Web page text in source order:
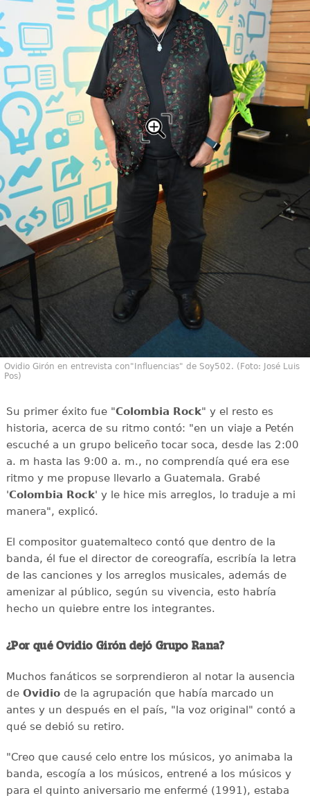
Ovidio Girón en entrevista con"Influencias" de Soy502. (Foto: José Luis
Pos)
Su primer éxito fue "Colombia Rock" y el resto es
historia, acerca de su ritmo contó: "en un viaje a Petén
escuché a un grupo beliceño tocar soca, desde las 2:00
a. m hasta las 9:00 a. m., no comprendía qué era ese
ritmo y me propuse llevarlo a Guatemala. Grabé
'Colombia Rock' y le hice mis arreglos, lo traduje a mi
manera", explicó.
El compositor guatemalteco contó que dentro de la
banda, él fue el director de coreografía, escribía la letra
de las canciones y los arreglos musicales, además de
amenizar al público, según su vivencia, esto habría
hecho un quiebre entre los integrantes.
¿Por qué Ovidio Girón dejó Grupo Rana?
Muchos fanáticos se sorprendieron al notar la ausencia
de Ovidiode la agrupación que había marcado un
antes y un después en el país, "la voz original" contó a
qué se debió su retiro.
"Creo que causé celo entre los músicos, yo animaba la
banda, escogía a los músicos, entrené a los músicos y
para el quinto aniversario me enfermé (1991), estaba